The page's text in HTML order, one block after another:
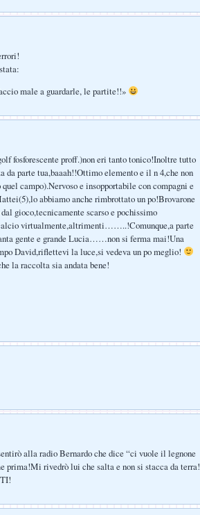
male a guardarle, le partite!!»
fosforescente proff.)non eri tanto tonico!Inoltre tutto
da parte tua,baaah!!Ottimo elemento e il n 4,che non
campo).Nervoso e insopportabile con compagni e
abbiamo anche rimbrottato un po!Brovarone
gioco,tecnicamente scarso e pochissimo
virtualmente,altrimenti……..!Comunque,a parte
gente e grande Lucia……non si ferma mai!Una
David,riflettevi la luce,si vedeva un po meglio!
la raccolta sia andata bene!
alla radio Bernardo che dice “ci vuole il legnone
prima!Mi rivedrò lui che salta e non si stacca da terra!